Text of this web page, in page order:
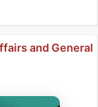
and General